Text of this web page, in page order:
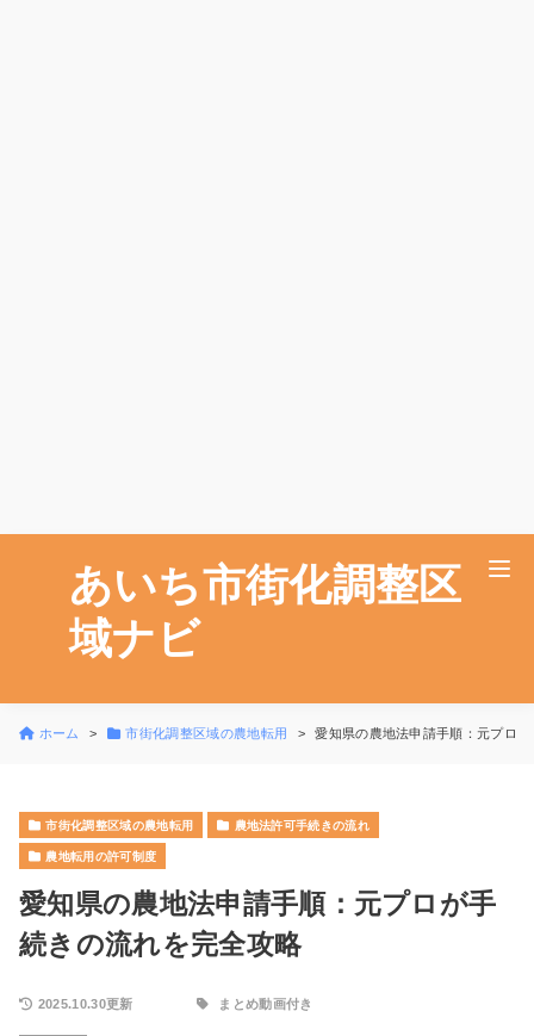
あいち市街化調整区
域ナビ
ホーム 市街化調整区域の農地転用 愛知県の農地法申請手順：元プロ
市街化調整区域の農地転用 農地法許可手続きの流れ
農地転用の許可制度
愛知県の農地法申請手順：元プロが手
続きの流れを完全攻略
2025.10.30更新 まとめ動画付き